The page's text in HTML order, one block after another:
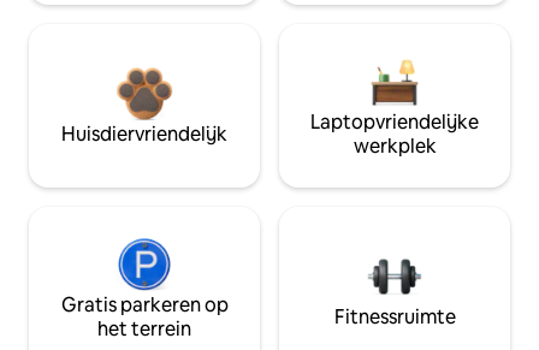
Huisdiervriendelijk
Laptopvriendelijke
werkplek
Gratis parkeren op
het terrein
Fitnessruimte